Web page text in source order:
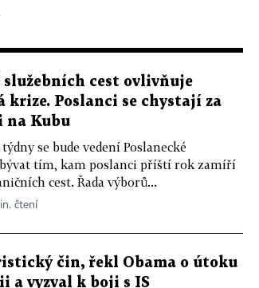
služebních cest ovlivňuje
krize. Poslanci se chystají za
na Kubu
týdny se bude vedení Poslanecké
tím, kam poslanci příští rok zamíří
cest. Řada výborů...
čtení
čin, řekl Obama o útoku
a vyzval k boji s IS